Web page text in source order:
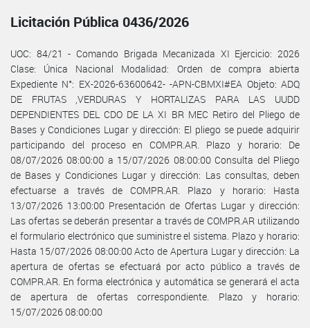
Licitación Pública 0436/2026
UOC: 84/21 - Comando Brigada Mecanizada XI Ejercicio: 2026
Clase: Única Nacional Modalidad: Orden de compra abierta
Expediente N°: EX-2026-63600642- -APN-CBMXI#EA Objeto: ADQ
DE FRUTAS ,VERDURAS Y HORTALIZAS PARA LAS UUDD
DEPENDIENTES DEL CDO DE LA XI BR MEC Retiro del Pliego de
Bases y Condiciones Lugar y dirección: El pliego se puede adquirir
participando del proceso en COMPR.AR. Plazo y horario: De
08/07/2026 08:00:00 a 15/07/2026 08:00:00 Consulta del Pliego
de Bases y Condiciones Lugar y dirección: Las consultas, deben
efectuarse a través de COMPR.AR. Plazo y horario: Hasta
13/07/2026 13:00:00 Presentación de Ofertas Lugar y dirección:
Las ofertas se deberán presentar a través de COMPR.AR utilizando
el formulario electrónico que suministre el sistema. Plazo y horario:
Hasta 15/07/2026 08:00:00 Acto de Apertura Lugar y dirección: La
apertura de ofertas se efectuará por acto público a través de
COMPR.AR. En forma electrónica y automática se generará el acta
de apertura de ofertas correspondiente. Plazo y horario:
15/07/2026 08:00:00